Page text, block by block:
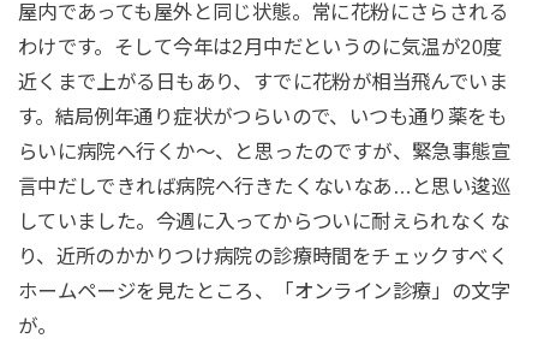
屋内であっても屋外と同じ状態。常に花粉にさらされる
わけです。そして今年は2月中だというのに気温が20度
近くまで上がる日もあり、すでに花粉が相当飛んでいま
す。結局例年通り症状がつらいので、いつも通り薬をも
らいに病院へ行くか～、と思ったのですが、緊急事態宣
言中だしできれば病院へ行きたくないなあ…と思い逡巡
していました。今週に入ってからついに耐えられなくな
り、近所のかかりつけ病院の診療時間をチェックすべく
ホームページを見たところ、「オンライン診療」の文字
が。